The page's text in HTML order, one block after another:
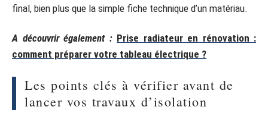
final, bien plus que la simple fiche technique d’un matériau.
A découvrir également : Prise radiateur en rénovation :
comment préparer votre tableau électrique ?
Les points clés à vérifier avant de
lancer vos travaux d’isolation